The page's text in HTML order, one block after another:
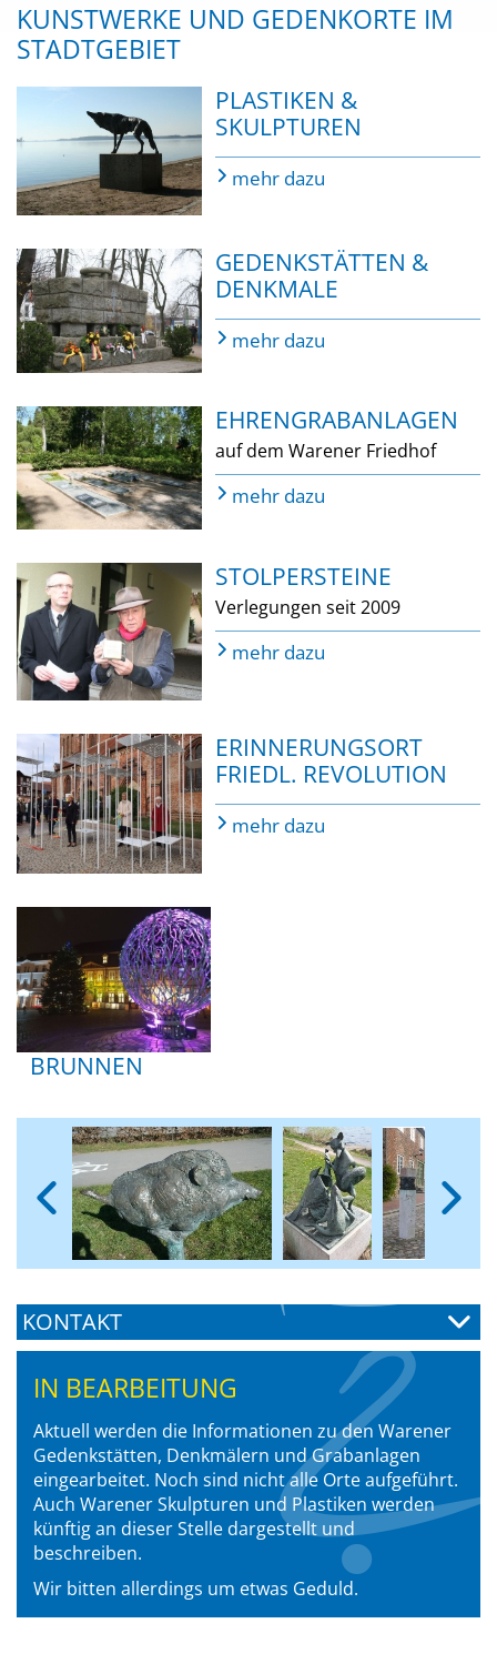
KUNSTWERKE UND GEDENKORTE IM
STADTGEBIET
PLASTIKEN &
SKULPTUREN
mehr dazu
GEDENKSTÄTTEN &
DENKMALE
mehr dazu
EHRENGRABANLAGEN
auf dem Warener Friedhof
mehr dazu
STOLPERSTEINE
Verlegungen seit 2009
mehr dazu
ERINNERUNGSORT
FRIEDL. REVOLUTION
mehr dazu
BRUNNEN
KONTAKT
IN BEARBEITUNG
Aktuell werden die Informationen zu den Warener
Gedenkstätten, Denkmälern und Grabanlagen
eingearbeitet. Noch sind nicht alle Orte aufgeführt.
Auch Warener Skulpturen und Plastiken werden
künftig an dieser Stelle dargestellt und
beschreiben.
Wir bitten allerdings um etwas Geduld.